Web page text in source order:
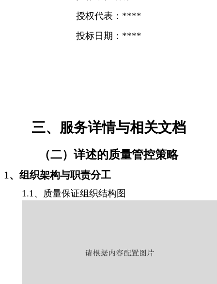
授权代表：****
投标日期：****
三、服务详情与相关文档
（二）详述的质量管控策略
1、组织架构与职责分工
1.1、质量保证组织结构图